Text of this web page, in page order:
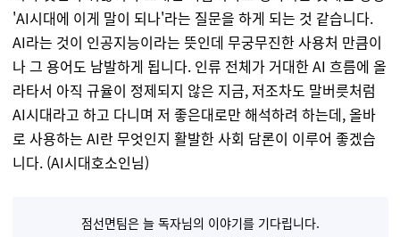
'AI시대에 이게 말이 되나'라는 질문을 하게 되는 것 같습니다.
AI라는 것이 인공지능이라는 뜻인데 무궁무진한 사용처 만큼이
나 그 용어도 남발하게 됩니다. 인류 전체가 거대한 AI 흐름에 올
라타서 아직 규율이 정제되지 않은 지금, 저조차도 말버릇처럼
AI시대라고 하고 다니며 저 좋은대로만 해석하려 하는데, 올바
로 사용하는 AI란 무엇인지 활발한 사회 담론이 이루어 좋겠습
니다. (AI시대호소인님)
점선면팀은 늘 독자님의 이야기를 기다립니다.